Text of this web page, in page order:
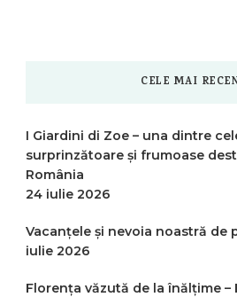
CELE MAI
I Giardini di Zoe – una dintre
surprinzătoare și frumoase
România
24 iulie 2026
Vacanțele și nevoia noastră de
iulie 2026
Florența văzută de la înălțime –